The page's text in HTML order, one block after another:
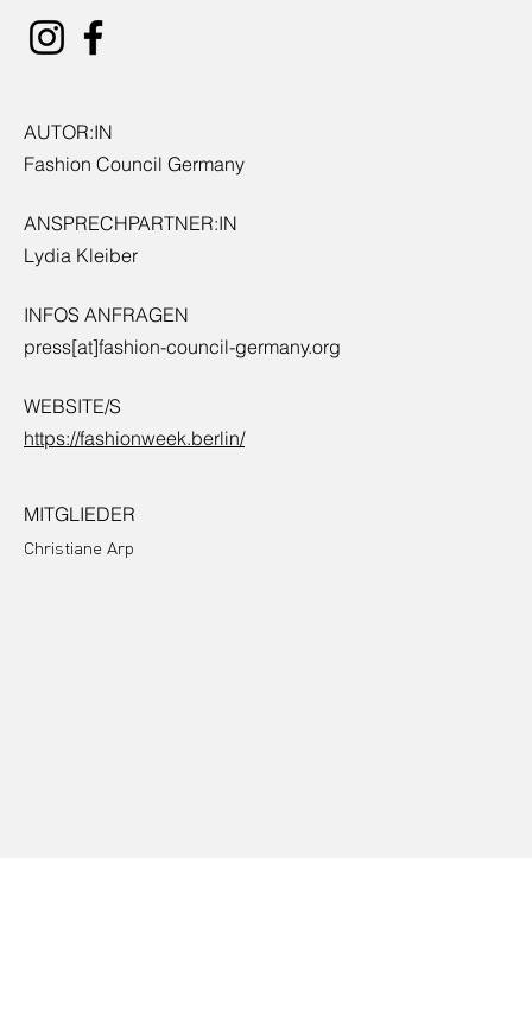
AUTOR:IN
Fashion Council Germany
ANSPRECHPARTNER:IN
Lydia Kleiber
INFOS ANFRAGEN
press[at]fashion-council-germany.org
WEBSITE/S
https://fashionweek.berlin/
MITGLIEDER
Christiane Arp